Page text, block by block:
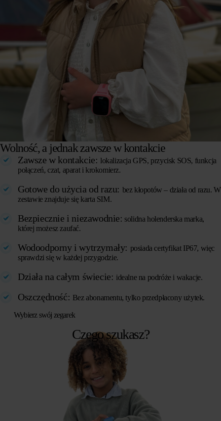
Wolność, a jednak zawsze w kontakcie
Zawsze w kontakcie: lokalizacja GPS, przycisk SOS, funkcja
połączeń, czat, aparat i krokomierz.
Gotowe do użycia od razu: bez kłopotów – działa od razu. W
zestawie znajduje się karta SIM.
Bezpiecznie i niezawodnie: solidna holenderska marka,
której możesz zaufać.
Wodoodporny i wytrzymały: posiada certyfikat IP67, więc
sprawdzi się w każdej przygodzie.
Działa na całym świecie: idealne na podróże i wakacje.
Oszczędność: Bez abonamentu, tylko przedpłacony użytek.
Wybierz swój zegarek
Czego szukasz?